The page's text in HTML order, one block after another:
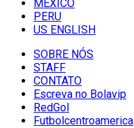
MÉXICO
PERU
US ENGLISH
SOBRE NÓS
STAFF
CONTATO
Escreva no Bolavip
RedGol
Futbolcentroamerica